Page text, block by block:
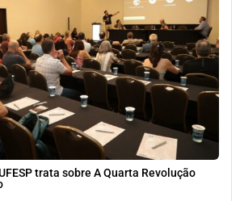
trata sobre A Quarta Revolução